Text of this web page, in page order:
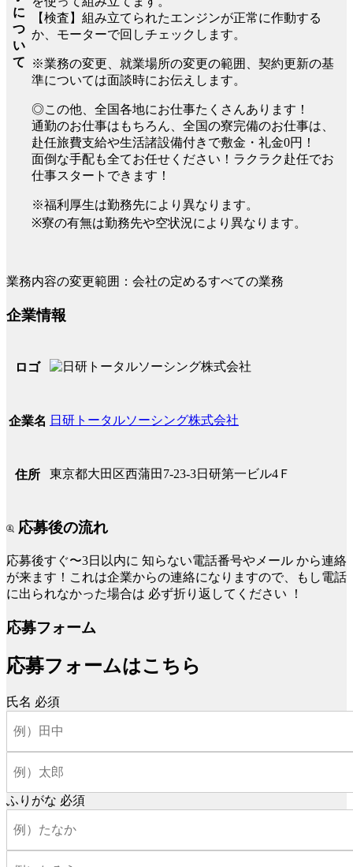
に
つ
い
て
【検査】組み立てられたエンジンが正常に作動する
か、モーターで回しチェックします。
※業務の変更、就業場所の変更の範囲、契約更新の基
準については面談時にお伝えします。
◎この他、全国各地にお仕事たくさんあります！
通勤のお仕事はもちろん、全国の寮完備のお仕事は、
赴任旅費支給や生活諸設備付きで敷金・礼金0円！
面倒な手配も全てお任せください！ラクラク赴任でお
仕事スタートできます！
※福利厚生は勤務先により異なります。
※寮の有無は勤務先や空状況により異なります。
業務内容の変更範囲：会社の定めるすべての業務
企業情報
ロゴ
企業名 日研トータルソーシング株式会社
住所 東京都大田区西蒲田7-23-3日研第一ビル4Ｆ
応募後の流れ
応募後すぐ〜3日以内に 知らない電話番号やメール から連絡
が来ます！これは企業からの連絡になりますので、もし電話
に出られなかった場合は 必ず折り返してください ！
応募フォーム
応募フォームはこちら
氏名 必須
ふりがな 必須